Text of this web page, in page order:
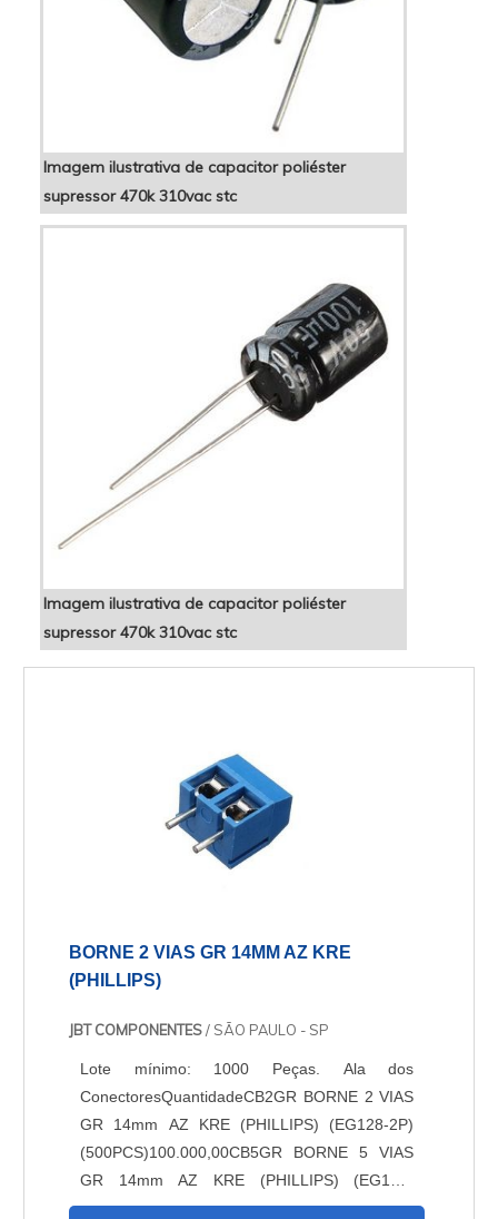
Imagem ilustrativa de capacitor poliéster
supressor 470k 310vac stc
Imagem ilustrativa de capacitor poliéster
supressor 470k 310vac stc
BORNE 2 VIAS GR 14MM AZ KRE
(PHILLIPS)
JBT COMPONENTES/ SÃO PAULO - SP
Lote mínimo: 1000 Peças. Ala dos
ConectoresQuantidadeCB2GR BORNE 2 VIAS
GR 14mm AZ KRE (PHILLIPS) (EG128-2P)
(500PCS)100.000,00CB5GR BORNE 5 VIAS
GR 14mm AZ KRE (PHILLIPS) (EG128-
5P)10.000,00CB12GR BORNE 12 VIAS GR